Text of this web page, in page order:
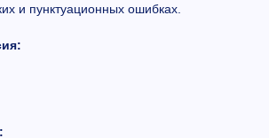
и пунктуационных ошибках.